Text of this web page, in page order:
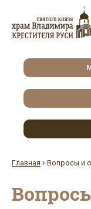
Главная › Вопросы и